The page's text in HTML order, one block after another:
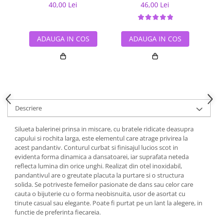
40,00 Lei
ADAUGA IN COS
46,00 Lei
ADAUGA IN COS
Descriere
Silueta balerinei prinsa in miscare, cu bratele ridicate deasupra
capului si rochita larga, este elementul care atrage privirea la
acest pandantiv. Conturul curbat si finisajul lucios scot in
evidenta forma dinamica a dansatoarei, iar suprafata neteda
reflecta lumina din orice unghi. Realizat din otel inoxidabil,
pandantivul are o greutate placuta la purtare si o structura
solida. Se potriveste femeilor pasionate de dans sau celor care
cauta o bijuterie cu o forma neobisnuita, usor de asortat cu
tinute casual sau elegante. Poate fi purtat pe un lant la alegere, in
functie de preferinta fiecareia.